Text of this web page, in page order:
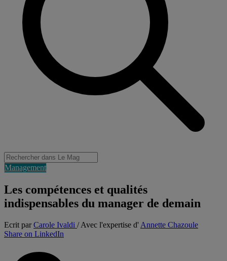
Management
Les compétences et qualités
indispensables du manager de demain
Ecrit parCarole Ivaldi / Avec l'expertise d' Annette Chazoule
Share on LinkedIn